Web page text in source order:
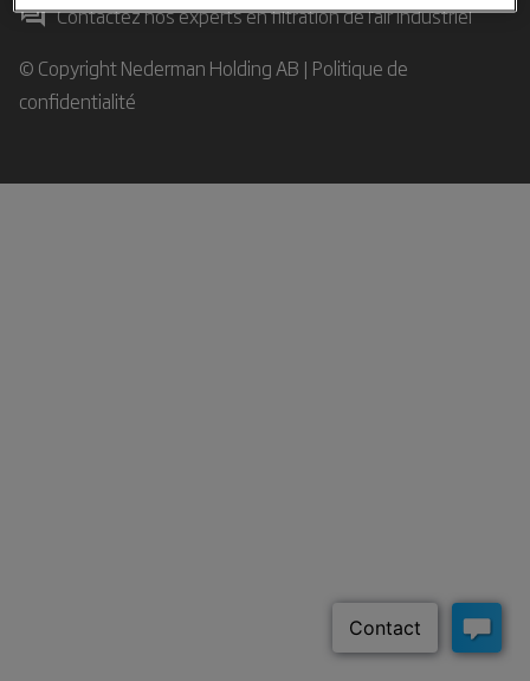
Contactez nos experts en filtration de l'air industriel
© Copyright Nederman Holding AB | Politique de
confidentialité